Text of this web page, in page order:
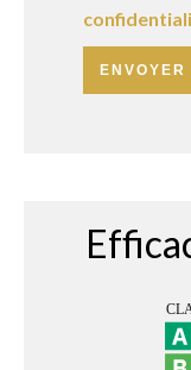
ENVOYER